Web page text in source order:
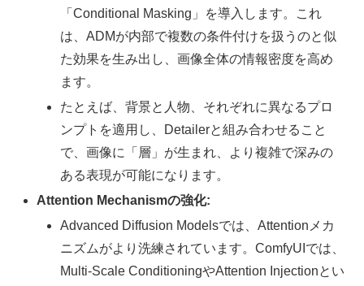
「Conditional Masking」を導入します。これ
は、ADMが内部で複数の条件付けを扱うのと似
た効果を生み出し、画像全体の情報密度を高め
ます。
たとえば、背景と人物、それぞれに異なるプロ
ンプトを適用し、Detailerと組み合わせること
で、画像に「層」が生まれ、より複雑で深みの
ある表現が可能になります。
Attention Mechanismの強化:
Advanced Diffusion Modelsでは、Attentionメカ
ニズムがより洗練されています。ComfyUIでは、
Multi-Scale ConditioningやAttention Injectionとい